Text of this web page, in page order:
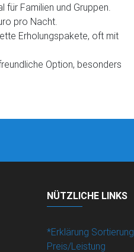
für Familien und Gruppen.
pro Nacht.
Erholungspakete, oft mit
Option, besonders
NÜTZLICHE LINKS
*Erklärung Sortierung
Preis/Leistung